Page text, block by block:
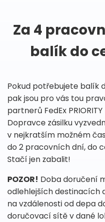
Za 4
balík do
Pokud potřebujete balík
pak jsou pro vás tou
partnerů FedEx PRIORITY
Dopravce zásilku
v nejkratším možném
do 2 pracovních dní, do
Stačí jen zabalit!
POZOR! Doba doručení
odlehlejších destinacích
na vzdálenosti od depa
doručovací sítě v dané